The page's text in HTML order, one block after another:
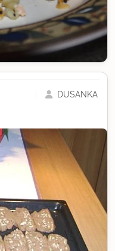
DUŠANKA